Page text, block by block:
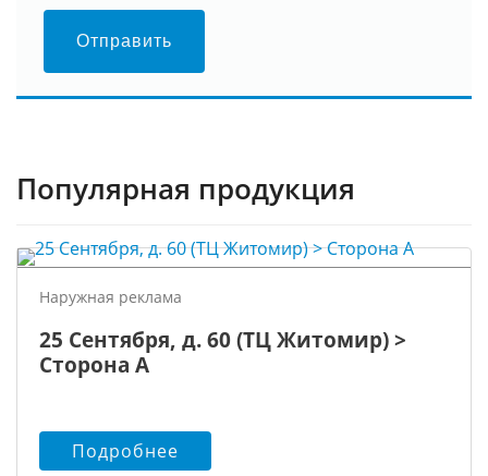
Отправить
Популярная продукция
Наружная реклама
25 Сентября, д. 60 (ТЦ Житомир) >
Сторона А
Подробнее